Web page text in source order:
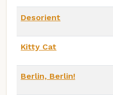
Desorient
Kitty Cat
Berlin, Berlin!